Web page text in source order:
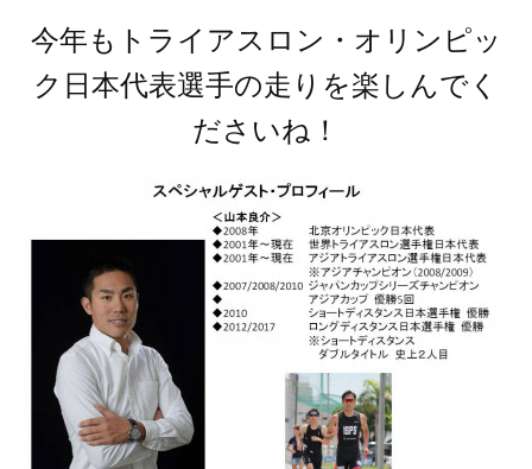
今年もトライアスロン・オリンピッ
ク日本代表選手の走りを楽しんでく
ださいね！